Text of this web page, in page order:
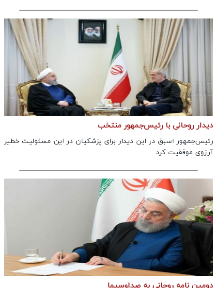
دیدار روحانی با رئیس‌جمهور منتخب
رئیس‌جمهور اسبق در این دیدار برای پزشکیان در این مسئولیت‌ خطیر
آرزوی موفقیت کرد.
دومین نامه روحانی به صداوسیما